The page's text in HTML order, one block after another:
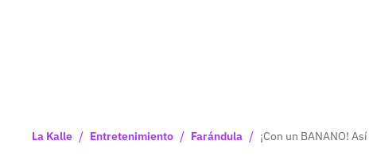
La Kalle / Entretenimiento / Farándula / ¡Con un BANANO!